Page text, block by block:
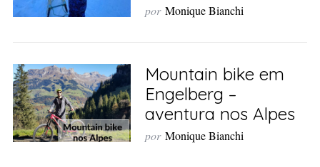
por Monique Bianchi
Mountain bike em
Engelberg –
aventura nos Alpes
por Monique Bianchi